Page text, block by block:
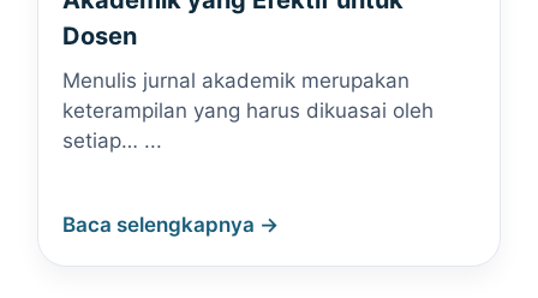
Dosen
Menulis jurnal akademik merupakan
keterampilan yang harus dikuasai oleh
setiap… ...
Baca selengkapnya →